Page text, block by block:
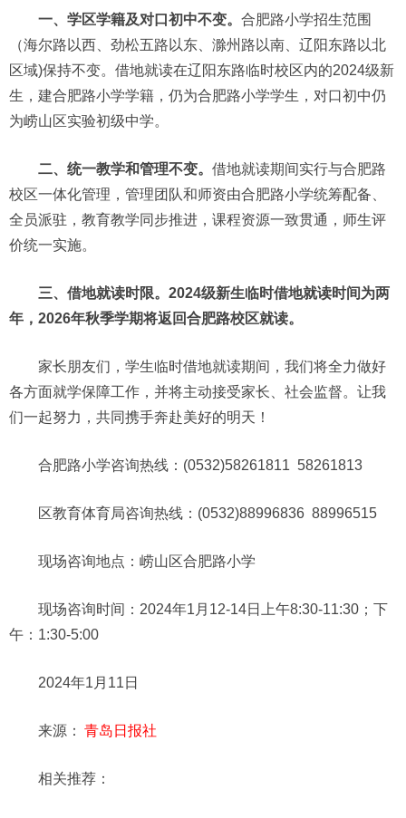
一、学区学籍及对口初中不变。 合肥路小学招生范围
（海尔路以西、劲松五路以东、滁州路以南、辽阳东路以北
区域)保持不变。借地就读在辽阳东路临时校区内的2024级新
生，建合肥路小学学籍，仍为合肥路小学学生，对口初中仍
为崂山区实验初级中学。
二、统一教学和管理不变。 借地就读期间实行与合肥路
校区一体化管理，管理团队和师资由合肥路小学统筹配备、
全员派驻，教育教学同步推进，课程资源一致贯通，师生评
价统一实施。
三、借地就读时限。 2024级新生临时借地就读时间为两
年，2026年秋季学期将返回合肥路校区就读。
家长朋友们，学生临时借地就读期间，我们将全力做好
各方面就学保障工作，并将主动接受家长、社会监督。让我
们一起努力，共同携手奔赴美好的明天！
合肥路小学咨询热线：(0532)58261811 58261813
区教育体育局咨询热线：(0532)88996836 88996515
现场咨询地点：崂山区合肥路小学
现场咨询时间：2024年1月12-14日上午8:30-11:30；下
午：1:30-5:00
2024年1月11日
来源： 青岛日报社
相关推荐：